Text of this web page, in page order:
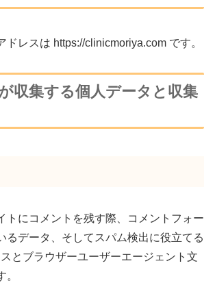
ドレスは https://clinicmoriya.com です。
収集する個人データと収集
トにコメントを残す際、コメントフォー
るデータ、そしてスパム検出に役立てる
とブラウザーユーザーエージェント文